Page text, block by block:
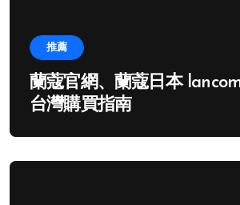
推薦
蘭蔻官網、蘭蔻日本
台灣購買指南